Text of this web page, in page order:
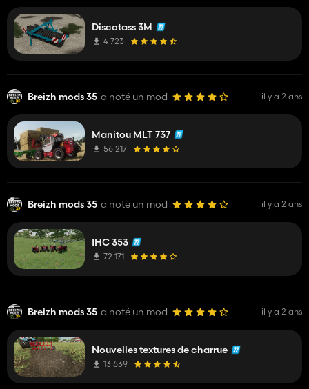
Discotass 3M
4 723
Breizh mods 35 a noté un mod il y a 2 ans
Manitou MLT 737
56 217
Breizh mods 35 a noté un mod il y a 2 ans
IHC 353
72 171
Breizh mods 35 a noté un mod il y a 2 ans
Nouvelles textures de charrue
13 639